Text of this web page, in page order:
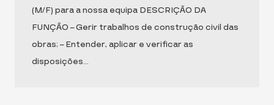
(M/F) para a nossa equipa DESCRIÇÃO DA
FUNÇÃO – Gerir trabalhos de construção civil das
obras; – Entender, aplicar e verificar as
disposições…